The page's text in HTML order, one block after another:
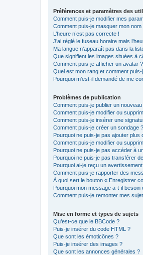
Préférences et paramètres des
Comment puis-je modifier mes
Comment puis-je masquer mon nom
L’heure n’est pas correcte !
J’ai réglé le fuseau horaire mais
Ma langue n’apparaît pas dans la
Que signifient les images situées à
Comment puis-je afficher un avatar ?
Quel est mon rang et comment puis-
Pourquoi m’est-il demandé de me
Problèmes de publication
Comment puis-je publier un
Comment puis-je modifier ou
Comment puis-je insérer une
Comment puis-je créer un sondage ?
Pourquoi ne puis-je pas ajouter plus
Comment puis-je modifier ou
Pourquoi ne puis-je pas accéder à
Pourquoi ne puis-je pas transférer
Pourquoi ai-je reçu un
Comment puis-je rapporter des
À quoi sert le bouton « Enregistrer
Pourquoi mon message a-t-il besoin
Comment puis-je remonter mes
Mise en forme et types de sujets
Qu’est-ce que le BBCode ?
Puis-je insérer du code HTML ?
Que sont les émoticônes ?
Puis-je insérer des images ?
Que sont les annonces générales ?